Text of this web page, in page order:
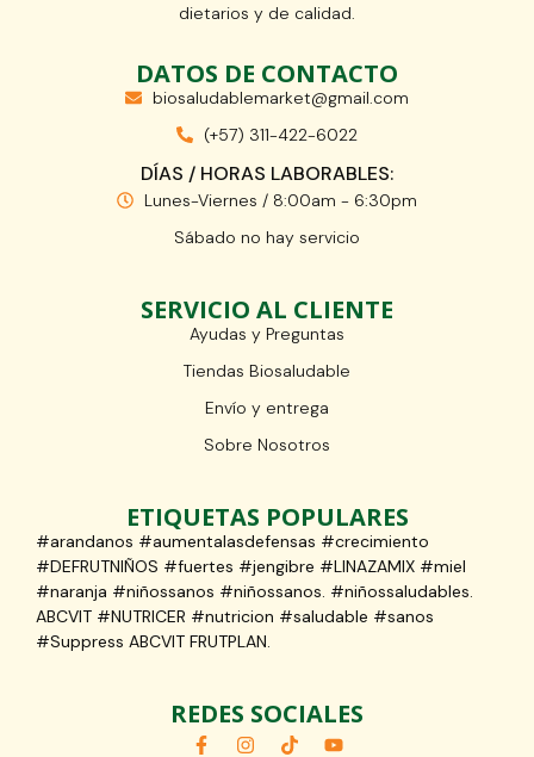
dietarios y de calidad.
DATOS DE CONTACTO
biosaludablemarket@gmail.com
(+57) 311-422-6022
DÍAS / HORAS LABORABLES:
Lunes-Viernes / 8:00am - 6:30pm
Sábado no hay servicio
SERVICIO AL CLIENTE
Ayudas y Preguntas
Tiendas Biosaludable
Envío y entrega
Sobre Nosotros
ETIQUETAS POPULARES
#arandanos #aumentalasdefensas #crecimiento
#DEFRUTNIÑOS #fuertes #jengibre #LINAZAMIX #miel
#naranja #niñossanos #niñossanos. #niñossaludables.
ABCVIT #NUTRICER #nutricion #saludable #sanos
#Suppress ABCVIT FRUTPLAN.
REDES SOCIALES